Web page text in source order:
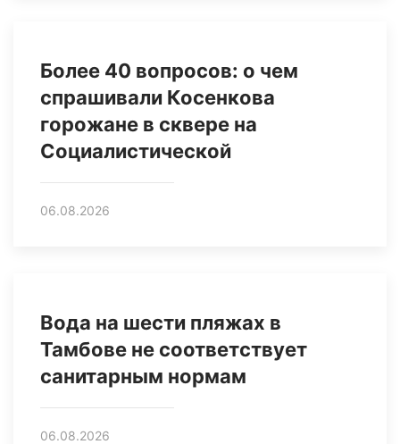
Более 40 вопросов: о чем
спрашивали Косенкова
горожане в сквере на
Социалистической
06.08.2026
Вода на шести пляжах в
Тамбове не соответствует
санитарным нормам
06.08.2026